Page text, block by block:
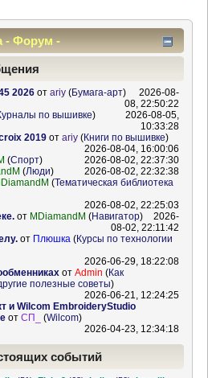
- Форум -
2026от ariy(Бумага-арт)
2026-08-
08, 22:50:22
по вышивке)
2026-08-05,
10:33:28
2019от ariy(Книги по вышивке)
2026-08-04, 16:00:06
(Спорт)
2026-08-02, 22:37:30
(Люди)
2026-08-02, 22:32:38
(Тематическая библиотека
2026-08-02, 22:25:03
от MDiamandM (Навигатор)
2026-
08-02, 22:11:42
от Плюшка (Курсы по технологии
2026-06-29, 18:22:08
от Admin (Как
полезные советы)
2026-06-21, 12:24:25
и Wilcom EmbroideryStudio
от СП_ (Wilcom)
2026-04-23, 12:34:18
событий